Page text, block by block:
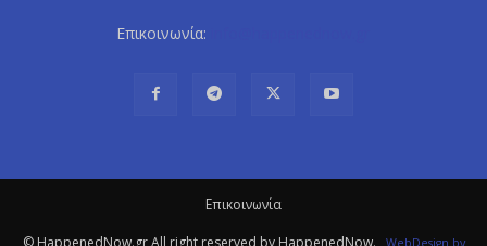
Επικοινωνία:
Eπικοινωνία
WebDesign by